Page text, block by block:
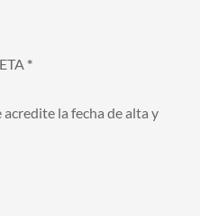
*
la fecha de alta y